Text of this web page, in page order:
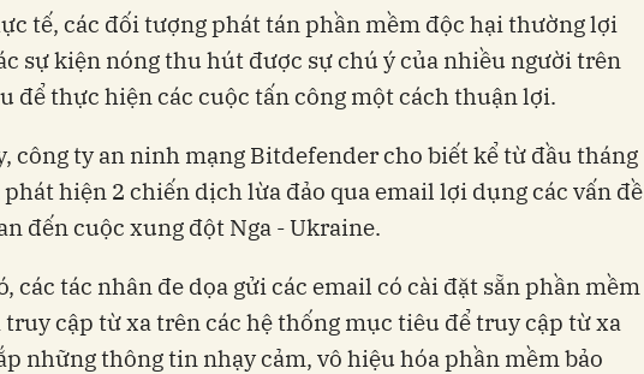
tế, các đối tượng phát tán phần mềm độc hại thường lợi
sự kiện nóng thu hút được sự chú ý của nhiều người trên
để thực hiện các cuộc tấn công một cách thuận lợi.
công ty an ninh mạng Bitdefender cho biết kể từ đầu tháng
phát hiện 2 chiến dịch lừa đảo qua email lợi dụng các vấn đề
đến cuộc xung đột Nga - Ukraine.
các tác nhân đe dọa gửi các email có cài đặt sẵn phần mềm
truy cập từ xa trên các hệ thống mục tiêu để truy cập từ xa
những thông tin nhạy cảm, vô hiệu hóa phần mềm bảo